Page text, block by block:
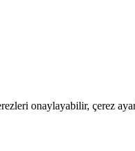
onaylayabilir, çerez